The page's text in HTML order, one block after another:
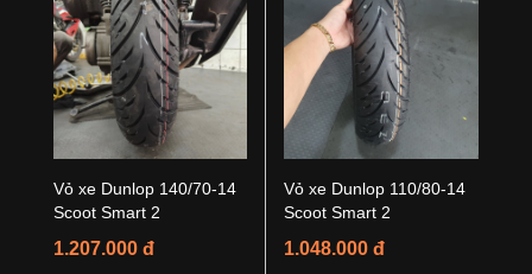
Vỏ xe Dunlop 140/70-14
Scoot Smart 2
1.207.000 đ
Vỏ xe Dunlop 110/80-14
Scoot Smart 2
1.048.000 đ